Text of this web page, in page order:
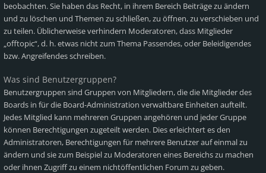
beobachten. Sie haben das Recht, in ihrem Bereich Beiträge zu ändern
und zu löschen und Themen zu schließen, zu öffnen, zu verschieben und
zu teilen. Üblicherweise verhindern Moderatoren, dass Mitglieder
„offtopic“, d. h. etwas nicht zum Thema Passendes, oder Beleidigendes
bzw. Angreifendes schreiben.
Was sind Benutzergruppen?
Benutzergruppen sind Gruppen von Mitgliedern, die die Mitglieder des
Boards in für die Board-Administration verwaltbare Einheiten aufteilt.
Jedes Mitglied kann mehreren Gruppen angehören und jeder Gruppe
können Berechtigungen zugeteilt werden. Dies erleichtert es den
Administratoren, Berechtigungen für mehrere Benutzer auf einmal zu
ändern und sie zum Beispiel zu Moderatoren eines Bereichs zu machen
oder ihnen Zugriff zu einem nichtöffentlichen Forum zu geben.